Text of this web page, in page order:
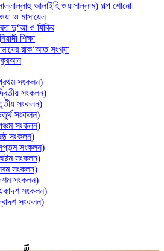
আলাইহি ওয়াসাল্লাম) গল্প শোনো
ও মাসায়েল
দু‘আ ও যিকির
শিক্ষা
রাক‘আত সংখ্যা
কুরআন
সংকলন)
সংকলন)
সংকলন)
সংকলন)
সংকলন)
সংকলন)
সংকলন)
সংকলন)
সংকলন)
সংকলন)
সংকলন)
সংকলন)